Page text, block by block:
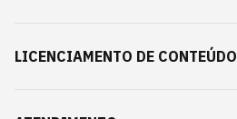
LICENCIAMENTO DE CONTEÚDO